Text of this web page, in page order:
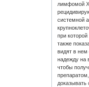
лимфомой
системной
при которой
также
видят в нем
надежду на
чтобы
доказывать